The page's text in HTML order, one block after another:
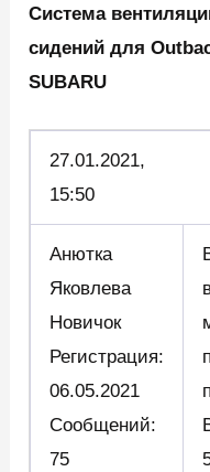
Система
сидений для
SUBARU
27.01.2021,
15:50
Анютка
Яковлева
Новичок
Регистрация:
06.05.2021
Сообщений:
75